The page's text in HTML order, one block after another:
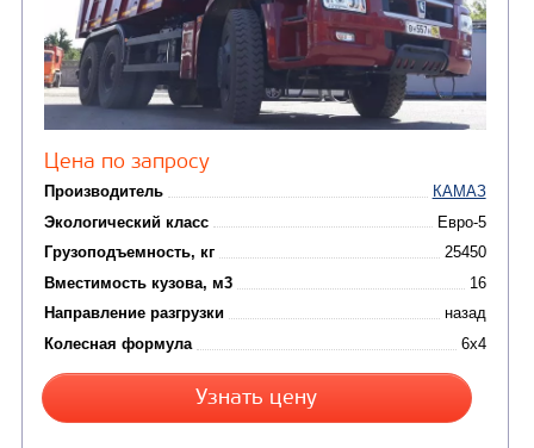
Экологический класс
Грузоподъемность, кг
Вместимость кузова, м3
Колесная формула
Узнать цену
САМОСВАЛ КАМАЗ-65222